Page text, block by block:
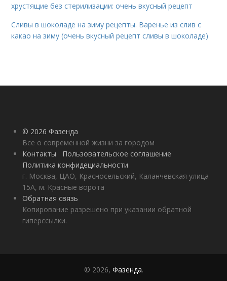
хрустящие без стерилизации: очень вкусный рецепт
Сливы в шоколаде на зиму рецепты. Варенье из слив с
какао на зиму (очень вкусный рецепт сливы в шоколаде)
© 2026 Фазенда
Все о современной жизни за городом
Контакты
Пользовательское соглашение
Политика конфидециальности
г. Москва, ЦАО, Красносельский, Каланчевская улица
15А, м. Красные ворота
Обратная связь
Копирование разрешено при указании обратной
гиперссылки.
© 2026, Фазенда.